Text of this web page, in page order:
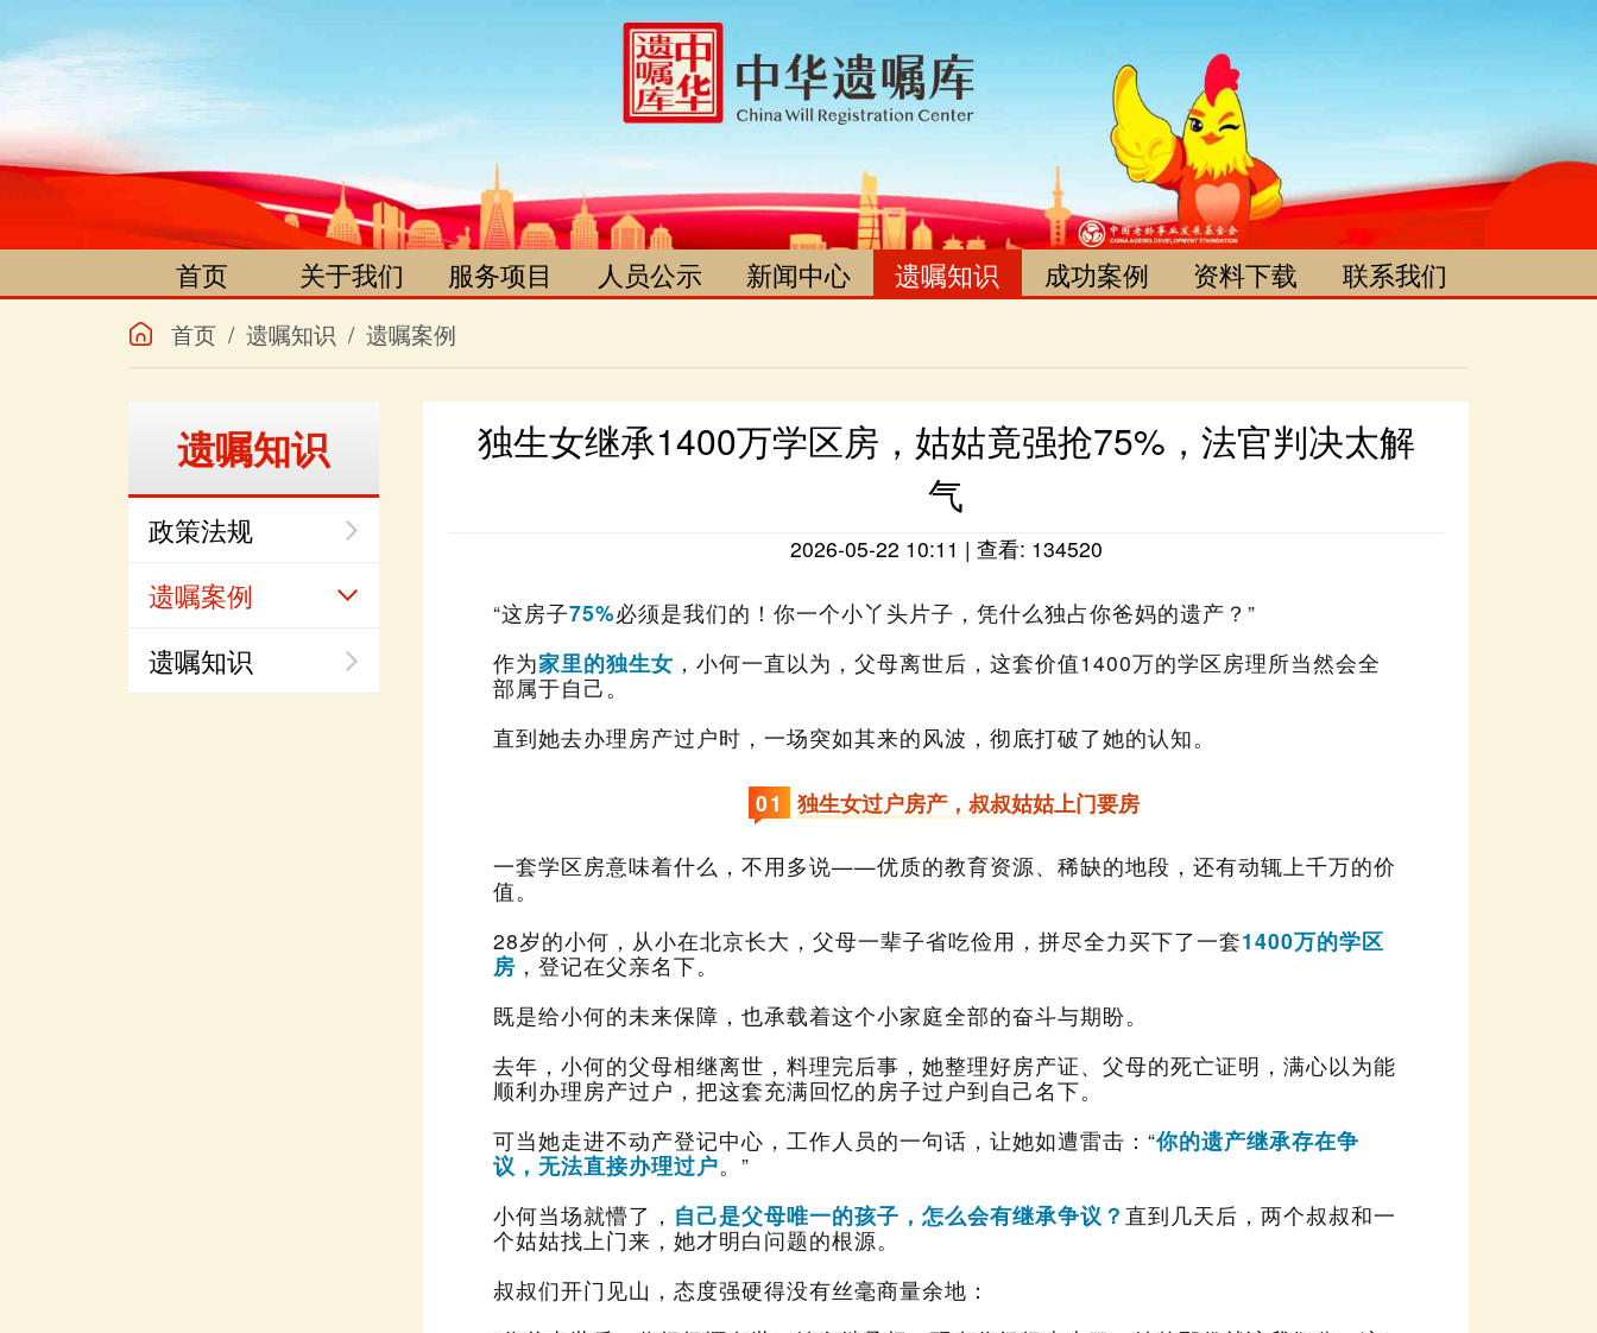
首页
关于我们
项目简介
组织机构
办理须知
发展历程
服务项目
遗嘱咨询
遗嘱登记
遗嘱保管
遗嘱宣读
幸福留颜
情感录像
安心都护
人员公示
律师团
学术委员会
法律委员会
新闻中心
活动动态
视频新闻
群众嘉奖
遗嘱知识
遗嘱案例
遗嘱知识
成功案例
资料下载
联系我们
对接单位公示
媒体合作
联系方式
首页/ 遗嘱知识 / 遗嘱案例
遗嘱知识
政策法规
遗嘱案例
遗嘱知识
气
2026-05-22 10:11 | 查看: 134520
“这房子75%必须是我们的！你一个小丫头片子，凭什么独占你爸妈的遗产？”
作为家里的独生女
部属于自己。
直到她去办理房产过户时，一场突如其来的风波，彻底打破了她的认知。
01 独生女过户房产，叔叔姑姑上门要房
值。
28岁的小何，从小在北京长大，父母一辈子省吃俭用，拼尽全力买下了一套
房 ，登记在父亲名下。
既是给小何的未来保障，也承载着这个小家庭全部的奋斗与期盼。
顺利办理房产过户，把这套充满回忆的房子过户到自己名下。
可当她走进不动产登记中心，工作人员的一句话，让她如遭雷击：“
议，无法直接办理过户。”
小何当场就懵了， 自己是父母唯一的孩子，怎么会有继承争议？
个姑姑找上门来，她才明白问题的根源。
叔叔们开门见山，态度强硬得没有丝毫商量余地：